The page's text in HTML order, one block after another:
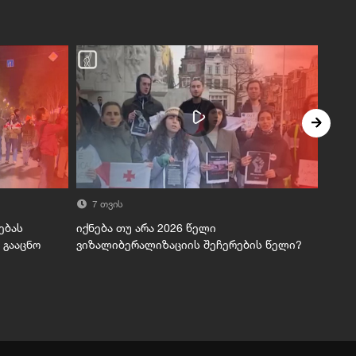
7 თვის
იქნება თუ არა 2026 წელი
ვიზალიბერალიზაციის შეჩერების წელი?